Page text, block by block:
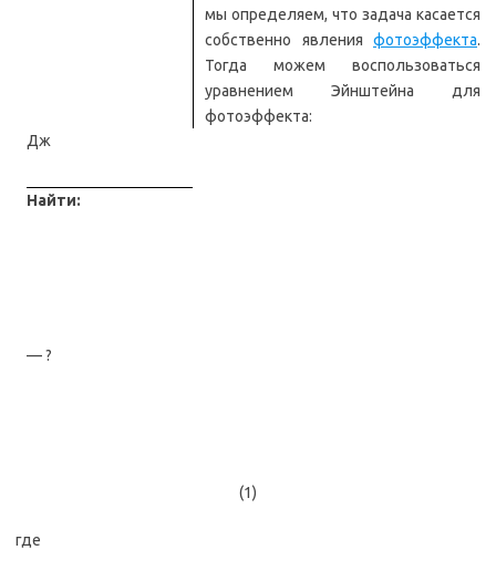
Дж
Найти:
— ?
мы определяем, что задача касается
собственно явления фотоэффекта.
Тогда можем воспользоваться
уравнением Эйнштейна для
фотоэффекта:
(1)
где